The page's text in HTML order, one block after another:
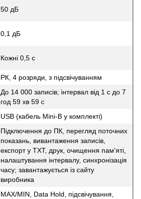
50 дБ
0,1 дБ
Кожні 0,5 с
РК, 4 розряди, з підсвічуванням
До 14 000 записів; інтервал від 1 с до 7
год 59 хв 59 с
USB (кабель Mini-B у комплекті)
Підключення до ПК, перегляд поточних
показань, вивантаження записів,
експорт у TXT, друк, очищення пам'яті,
налаштування інтервалу, синхронізація
часу; завантажується із сайту
виробника
MAX/MIN, Data Hold, підсвічування,